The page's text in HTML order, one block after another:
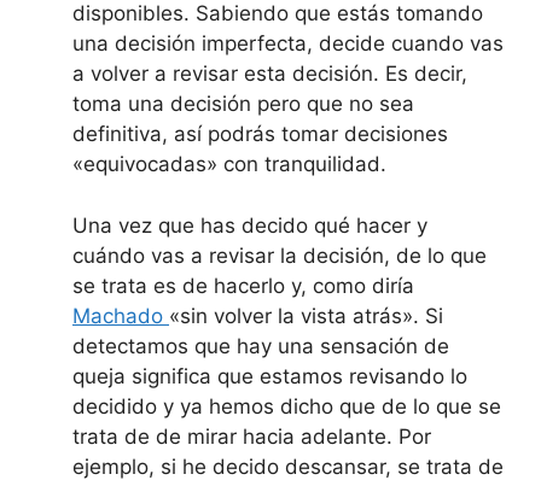
disponibles. Sabiendo que estás tomando
una decisión imperfecta, decide cuando vas
a volver a revisar esta decisión. Es decir,
toma una decisión pero que no sea
definitiva, así podrás tomar decisiones
«equivocadas» con tranquilidad.
Una vez que has decido qué hacer y
cuándo vas a revisar la decisión, de lo que
se trata es de hacerlo y, como diría
Machado «sin volver la vista atrás». Si
detectamos que hay una sensación de
queja significa que estamos revisando lo
decidido y ya hemos dicho que de lo que se
trata de de mirar hacia adelante. Por
ejemplo, si he decido descansar, se trata de